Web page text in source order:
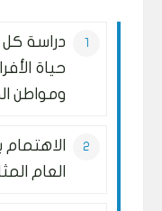
دراسة
حياة
ومواطن
العام